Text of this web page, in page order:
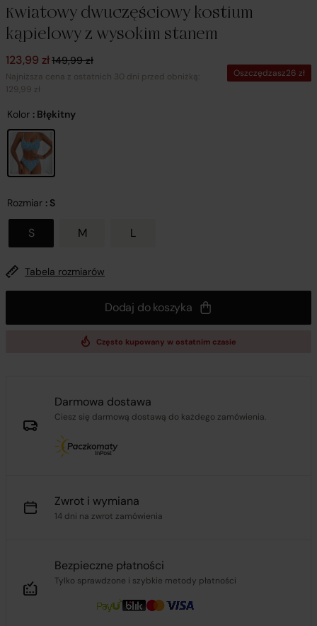
Kwiatowy dwuczęściowy kostium
kąpielowy z wysokim stanem
149,99zł
Pierwotna cena wynosiła: 149,99 zł.
123,99 zł
Aktualna cena wynosi: 123,99 zł.
Najniższa cena z ostatnich 30 dni przed obniżką:
129,99 zł
Oszczędzasz26 zł
Kolor : Błękitny
Rozmiar : S
S M L
Tabela rozmiarów
Dodaj do koszyka
Często kupowany w ostatnim czasie
Darmowa dostawa
Ciesz się darmową dostawą do każdego zamówienia.
Zwrot i wymiana
14 dni na zwrot zamówienia
Bezpieczne płatności
Tylko sprawdzone i szybkie metody płatności